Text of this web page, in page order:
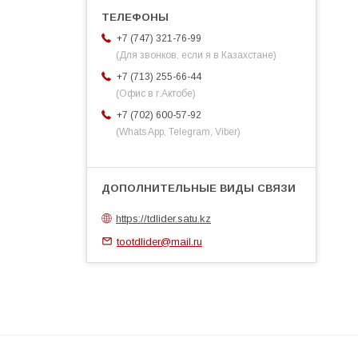
+7 (747) 321-76-99
(Для звонков, если я в Казахстане)
+7 (713) 255-66-44
(Офис в г.Актобе)
+7 (702) 600-57-92
(Whats App, Telegram, Viber)
https://tdlider.satu.kz
tootdlider@mail.ru